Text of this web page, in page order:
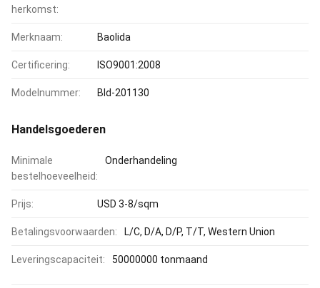
herkomst:
Merknaam: Baolida
Certificering: ISO9001:2008
Modelnummer: Bld-201130
Handelsgoederen
Minimale
bestelhoeveelheid:
Onderhandeling
Prijs: USD 3-8/sqm
Betalingsvoorwaarden: L/C, D/A, D/P, T/T, Western Union
Leveringscapaciteit: 50000000 tonmaand